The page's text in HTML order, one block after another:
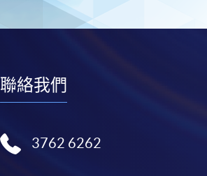
聯絡我們
3762 6262